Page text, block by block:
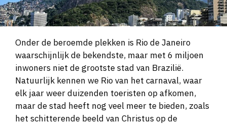
Onder de beroemde plekken is Rio de Janeiro
waarschijnlijk de bekendste, maar met 6 miljoen
inwoners niet de grootste stad van Brazilië.
Natuurlijk kennen we Rio van het carnaval, waar
elk jaar weer duizenden toeristen op afkomen,
maar de stad heeft nog veel meer te bieden, zoals
het schitterende beeld van Christus op de